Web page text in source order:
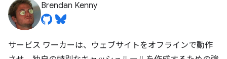
Brendan Kenny
サービス ワーカーは、ウェブサイトをオフラインで動作